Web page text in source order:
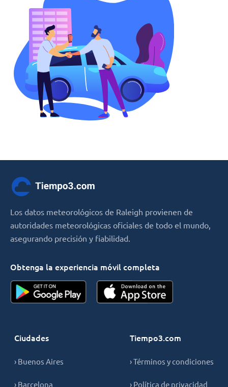
Los datos meteorológicos de Raleigh provienen de
autoridades meteorológicas oficiales de todo el mundo,
asegurando precisión y fiabilidad.
Obtenga la experiencia móvil completa
Ciudades
› Buenos Aires
› Barcelona
Tiempo3.com
› Términos y condiciones
› Política de privacidad